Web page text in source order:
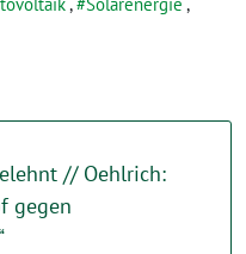
// Oehlrich:
gegen